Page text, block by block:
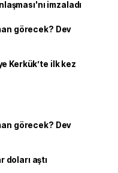
imzaladı
görecek? Dev
Kerkük’te ilk kez
görecek? Dev
doları aştı